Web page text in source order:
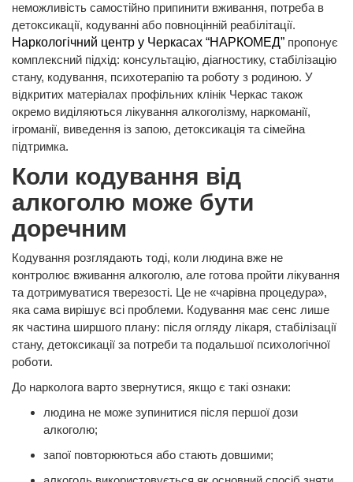
неможливість самостійно припинити вживання, потреба в
детоксикації, кодуванні або повноцінній реабілітації.
Наркологічний центр у Черкасах “НАРКОМЕД” пропонує
комплексний підхід: консультацію, діагностику, стабілізацію
стану, кодування, психотерапію та роботу з родиною. У
відкритих матеріалах профільних клінік Черкас також
окремо виділяються лікування алкоголізму, наркоманії,
ігроманії, виведення із запою, детоксикація та сімейна
підтримка.
Коли кодування від
алкоголю може бути
доречним
Кодування розглядають тоді, коли людина вже не
контролює вживання алкоголю, але готова пройти лікування
та дотримуватися тверезості. Це не «чарівна процедура»,
яка сама вирішує всі проблеми. Кодування має сенс лише
як частина ширшого плану: після огляду лікаря, стабілізації
стану, детоксикації за потреби та подальшої психологічної
роботи.
До нарколога варто звернутися, якщо є такі ознаки:
людина не може зупинитися після першої дози
алкоголю;
запої повторюються або стають довшими;